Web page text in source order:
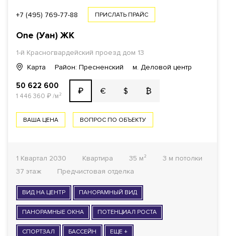
+7 (495) 769-77-88 ПРИСЛАТЬ ПРАЙС
One (Уан) ЖК
1-й Красногвардейский проезд дом 13
Карта
Район: Пресненский м. Деловой центр
50 622 600
1 446 360 ₽/м² ₽ € $ ₿
ВАША ЦЕНА ВОПРОС ПО ОБЪЕКТУ
1 Квартал 2030 Квартира 35 м²
3 м потолки
37 этаж
Предчистовая отделка
ВИД НА ЦЕНТР ПАНОРАМНЫЙ ВИД
ПАНОРАМНЫЕ ОКНА ПОТЕНЦИАЛ РОСТА
СПОРТЗАЛ БАССЕЙН ЕЩЕ +